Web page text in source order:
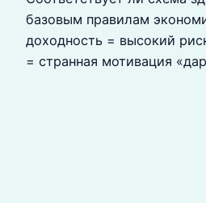
базовым правилам
доходность = высокий
= странная мотивация